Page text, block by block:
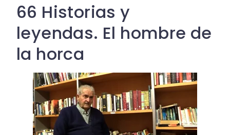
66 Historias y
leyendas. El hombre de
la horca